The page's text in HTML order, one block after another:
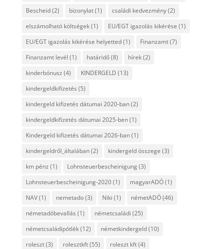
Bescheid(2) bizonylat(1) családi kedvezmény(2)
elszámolható költségek(1) EU/EGT igazolás kikérése (1)
EU/EGT igazolás kikérése helyetted(1) Finanzamt(7)
Finanzamt levél (1) határidő(8) hírek(2)
kinderbónusz (4) KINDERGELD (13)
kindergeldkifizetés (5)
kindergeld kifizetés dátumai 2020-ban(2)
kindergeldkifizetés dátumai 2025-ben(1)
Kindergeld kifizetés dátumai 2026-ban(1)
kindergeldről_általában(2) kindergeld összege (3)
km pénz (1) Lohnsteuerbescheinigung(3)
Lohnsteuerbescheinigung-2020(1) magyarADÓ(1)
NAV(1) nemetado(3) Niki (1) németADÓ(46)
németadóbevallás (1) németcsaládi (25)
németcsaládipótlék(12) németkindergeld(10)
roleszt(3) rolesztkft(55) roleszt kft(4)